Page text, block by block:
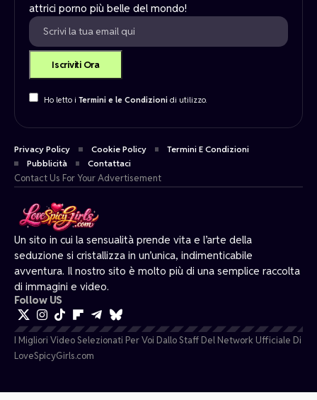
Un sito in cui la sensualità prende vita e l’arte della
seduzione si cristallizza in un’unica, indimenticabile
avventura. Il nostro sito è molto più di una semplice raccolta
di immagini e video.
Follow US
I Migliori Video Selezionati Per Voi Dallo Staff Del Network Ufficiale Di
LoveSpicyGirls.com
attrici porno più belle del mondo!
Ho letto i Termini e le Condizionidi utilizzo.
Privacy Policy Cookie Policy
Termini E Condizioni
Pubblicità
Contattaci
Contact Us For Your Advertisement